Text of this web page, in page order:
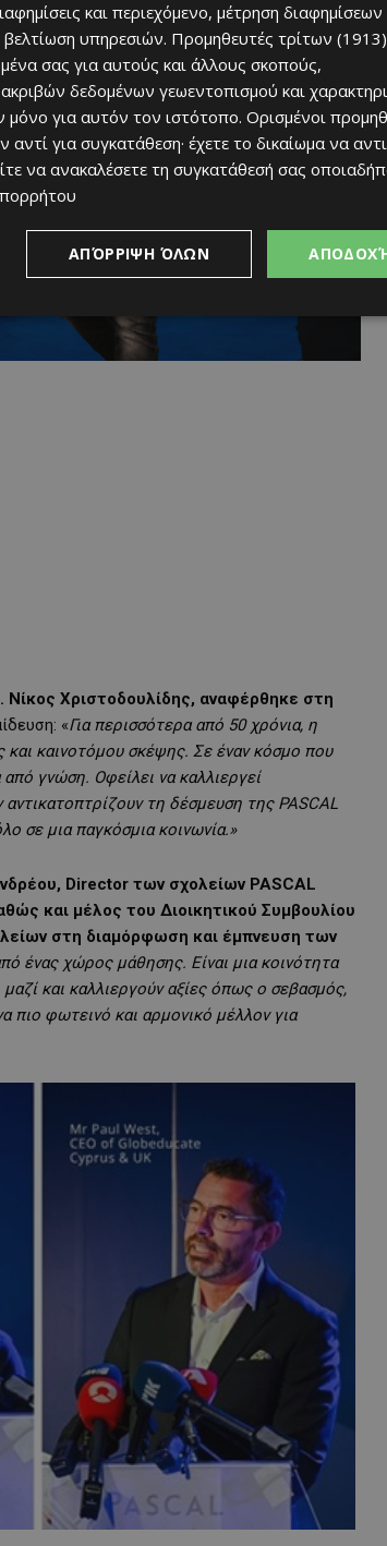
Χριστοδουλίδης, αναφέρθηκε στη
«Για περισσότερα από 50 χρόνια, η
καινοτόμου σκέψης. Σε έναν κόσμο που
γνώση. Οφείλει να καλλιεργεί
τη δέσμευση της PASCAL
σε μια παγκόσμια κοινωνία.»
Director των σχολείων PASCAL
και μέλος του Διοικητικού Συμβουλίου
στη διαμόρφωση και έμπνευση των
ένας χώρος μάθησης. Είναι μια κοινότητα
και καλλιεργούν αξίες όπως ο σεβασμός,
πιο φωτεινό και αρμονικό μέλλον για
και περιεχόμενο, μέτρηση διαφημίσεων
υπηρεσιών. Προμηθευτές τρίτων (1913)
σας για αυτούς και άλλους σκοπούς,
δεδομένων γεωεντοπισμού και
μόνο για αυτόν τον ιστότοπο. Ορισμένοι
για συγκατάθεση· έχετε το δικαίωμα να
να ανακαλέσετε τη συγκατάθεσή σας
ΑΠΌΡΡΙΨΗ ΌΛΩΝ